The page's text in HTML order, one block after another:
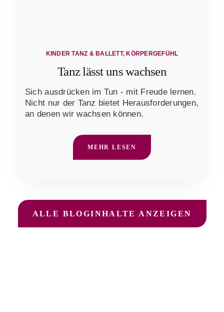
KINDER TANZ & BALLETT, KÖRPERGEFÜHL
Tanz lässt uns wachsen
Sich ausdrücken im Tun - mit Freude lernen.
Nicht nur der Tanz bietet Herausforderungen,
an denen wir wachsen können.
MEHR LESEN
ALLE BLOGINHALTE ANZEIGEN